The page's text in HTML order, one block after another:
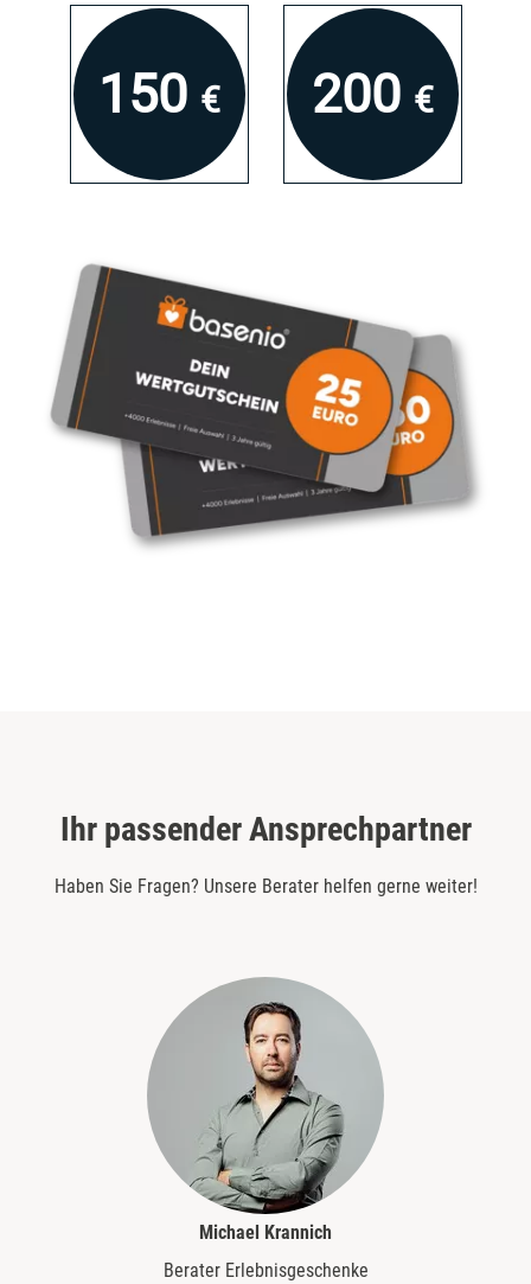
150 € 200 €
Ihr passender Ansprechpartner
Haben Sie Fragen? Unsere Berater helfen gerne weiter!
Michael Krannich
Berater Erlebnisgeschenke
Mühlhausen
München
Rosenheim
Zwickau